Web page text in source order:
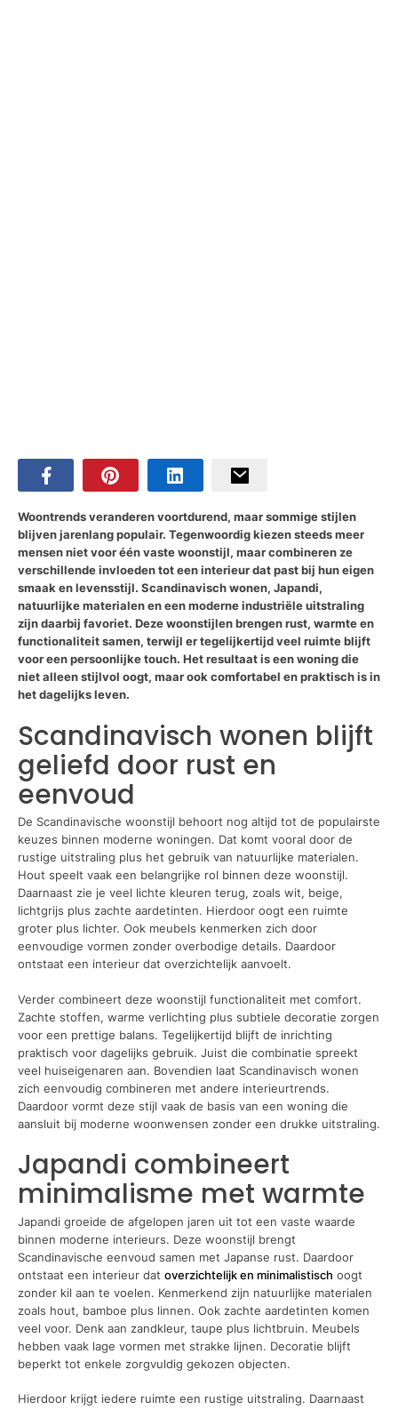
Woontrends veranderen voortdurend, maar sommige stijlen
blijven jarenlang populair. Tegenwoordig kiezen steeds meer
mensen niet voor één vaste woonstijl, maar combineren ze
verschillende invloeden tot een interieur dat past bij hun eigen
smaak en levensstijl. Scandinavisch wonen, Japandi,
natuurlijke materialen en een moderne industriële uitstraling
zijn daarbij favoriet. Deze woonstijlen brengen rust, warmte en
functionaliteit samen, terwijl er tegelijkertijd veel ruimte blijft
voor een persoonlijke touch. Het resultaat is een woning die
niet alleen stijlvol oogt, maar ook comfortabel en praktisch is in
het dagelijks leven.
Scandinavisch wonen blijft
geliefd door rust en
eenvoud
De Scandinavische woonstijl behoort nog altijd tot de populairste
keuzes binnen moderne woningen. Dat komt vooral door de
rustige uitstraling plus het gebruik van natuurlijke materialen.
Hout speelt vaak een belangrijke rol binnen deze woonstijl.
Daarnaast zie je veel lichte kleuren terug, zoals wit, beige,
lichtgrijs plus zachte aardetinten. Hierdoor oogt een ruimte
groter plus lichter. Ook meubels kenmerken zich door
eenvoudige vormen zonder overbodige details. Daardoor
ontstaat een interieur dat overzichtelijk aanvoelt.
Verder combineert deze woonstijl functionaliteit met comfort.
Zachte stoffen, warme verlichting plus subtiele decoratie zorgen
voor een prettige balans. Tegelijkertijd blijft de inrichting
praktisch voor dagelijks gebruik. Juist die combinatie spreekt
veel huiseigenaren aan. Bovendien laat Scandinavisch wonen
zich eenvoudig combineren met andere interieurtrends.
Daardoor vormt deze stijl vaak de basis van een woning die
aansluit bij moderne woonwensen zonder een drukke uitstraling.
Japandi combineert
minimalisme met warmte
Japandi groeide de afgelopen jaren uit tot een vaste waarde
binnen moderne interieurs. Deze woonstijl brengt
Scandinavische eenvoud samen met Japanse rust. Daardoor
ontstaat een interieur dat overzichtelijk en minimalistisch oogt
zonder kil aan te voelen. Kenmerkend zijn natuurlijke materialen
zoals hout, bamboe plus linnen. Ook zachte aardetinten komen
veel voor. Denk aan zandkleur, taupe plus lichtbruin. Meubels
hebben vaak lage vormen met strakke lijnen. Decoratie blijft
beperkt tot enkele zorgvuldig gekozen objecten.
Hierdoor krijgt iedere ruimte een rustige uitstraling. Daarnaast